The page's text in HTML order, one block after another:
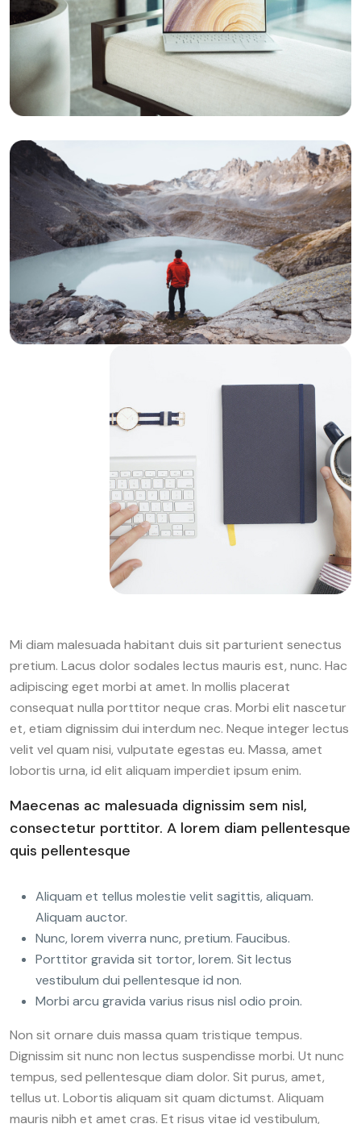
Mi diam malesuada habitant duis sit parturient senectus
pretium. Lacus dolor sodales lectus mauris est, nunc. Hac
adipiscing eget morbi at amet. In mollis placerat
consequat nulla porttitor neque cras. Morbi elit nascetur
et, etiam dignissim dui interdum nec. Neque integer lectus
velit vel quam nisi, vulputate egestas eu. Massa, amet
lobortis urna, id elit aliquam imperdiet ipsum enim.
Maecenas ac malesuada dignissim sem nisl,
consectetur porttitor. A lorem diam pellentesque
quis pellentesque
Aliquam et tellus molestie velit sagittis, aliquam.
Aliquam auctor.
Nunc, lorem viverra nunc, pretium. Faucibus.
Porttitor gravida sit tortor, lorem. Sit lectus
vestibulum dui pellentesque id non.
Morbi arcu gravida varius risus nisl odio proin.
Non sit ornare duis massa quam tristique tempus.
Dignissim sit nunc non lectus suspendisse morbi. Ut nunc
tempus, sed pellentesque diam dolor. Sit purus, amet,
tellus ut. Lobortis aliquam sit quam dictumst. Aliquam
mauris nibh et amet cras. Et risus vitae id vestibulum,